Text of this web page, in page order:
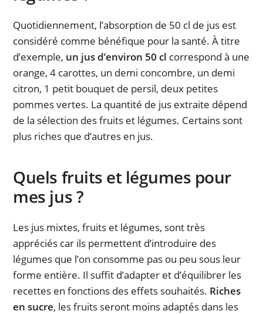
Quotidiennement, l’absorption de 50 cl de jus est
considéré comme bénéfique pour la santé. À titre
d’exemple, un jus d’environ 50 cl correspond à une
orange, 4 carottes, un demi concombre, un demi
citron, 1 petit bouquet de persil, deux petites
pommes vertes. La quantité de jus extraite dépend
de la sélection des fruits et légumes. Certains sont
plus riches que d’autres en jus.
Quels fruits et légumes pour
mes jus ?
Les jus mixtes, fruits et légumes, sont très
appréciés car ils permettent d’introduire des
légumes que l’on consomme pas ou peu sous leur
forme entière. Il suffit d’adapter et d’équilibrer les
recettes en fonctions des effets souhaités. Riches
en sucre, les fruits seront moins adaptés dans les